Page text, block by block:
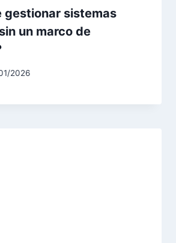
gestionar sistemas
un marco de
2026